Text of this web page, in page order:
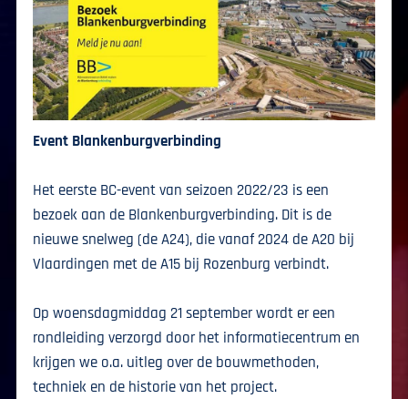
Event Blankenburgverbinding
Het eerste BC-event van seizoen 2022/23 is een
bezoek aan de Blankenburgverbinding. Dit is de
nieuwe snelweg (de A24), die vanaf 2024 de A20 bij
Vlaardingen met de A15 bij Rozenburg verbindt.
Op woensdagmiddag 21 september wordt er een
rondleiding verzorgd door het informatiecentrum en
krijgen we o.a. uitleg over de bouwmethoden,
techniek en de historie van het project.